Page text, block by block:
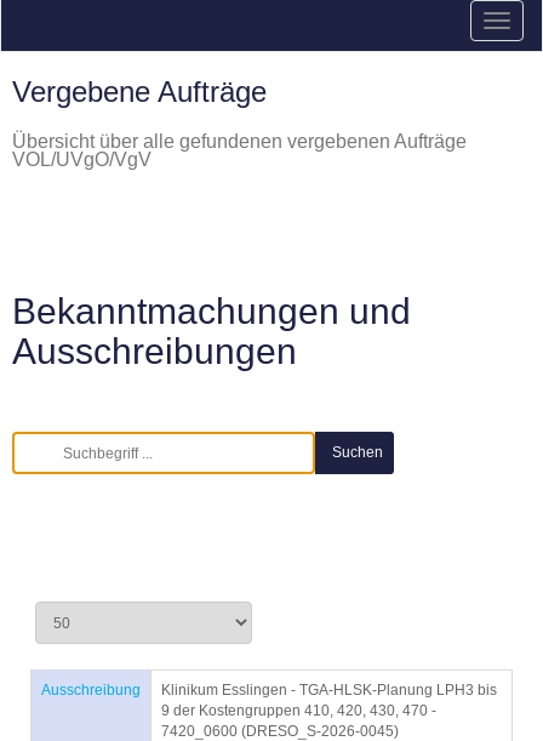
Vergebene Aufträge
Übersicht über alle gefundenen vergebenen Aufträge
VOL/UVgO/VgV
Bekanntmachungen und
Ausschreibungen
Ausschreibung
Klinikum Esslingen - TGA-HLSK-Planung LPH3 bis
9 der Kostengruppen 410, 420, 430, 470 -
7420_0600 (DRESO_S-2026-0045)